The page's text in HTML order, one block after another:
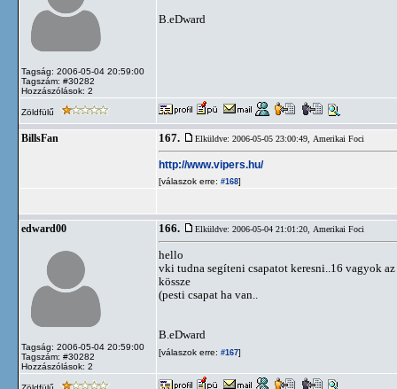
Tagság: 2006-05-04 20:59:00
Tagszám: #30282
Hozzászólások: 2
B.eDward
Zöldfülű
BillsFan 167. Elküldve: 2006-05-05 23:00:49, Amerikai Foci
http://www.vipers.hu/
[válaszok erre: #168]
edward00
Tagság: 2006-05-04 20:59:00
Tagszám: #30282
Hozzászólások: 2
166. Elküldve: 2006-05-04 21:01:20, Amerikai Foci
hello
vki tudna segíteni csapatot keresni..16 vagyok
kössze
(pesti csapat ha van..
B.eDward
[válaszok erre: #167]